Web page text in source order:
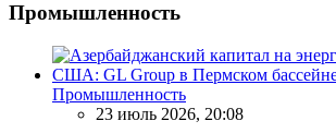
Промышленность
Промышленность
23 июль 2026, 20:08